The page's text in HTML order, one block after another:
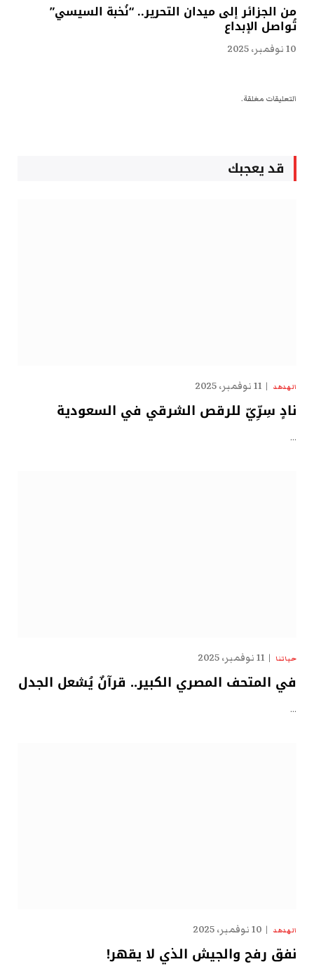
من الجزائر إلى ميدان التحرير.. “نُخبة السيسي”
تُواصل الإبداع
10 نوفمبر، 2025
التعليقات مغلقة.
قد يعجبك
الهدهد 11 نوفمبر، 2025
نادٍ سِرِّيّ للرقص الشرقي في السعودية
…
حياتنا 11 نوفمبر، 2025
في المتحف المصري الكبير.. قرآنٌ يُشعل الجدل
…
الهدهد 10 نوفمبر، 2025
نفق رفح والجيش الذي لا يقهر!